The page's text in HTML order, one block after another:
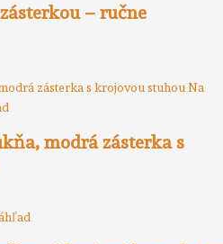
– ručne
Na
modrá zásterka s